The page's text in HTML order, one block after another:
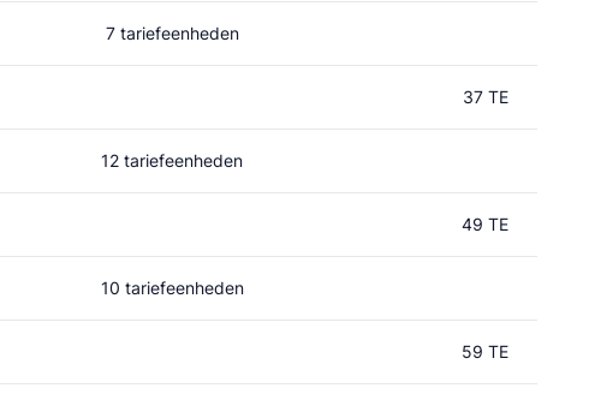
7 tariefeenheden
37 TE
12 tariefeenheden
49 TE
10 tariefeenheden
59 TE